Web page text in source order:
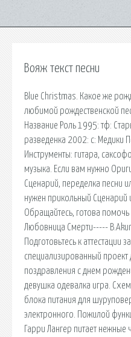
Вояж текст песни
Blue Christmas. Какое же
любимой рождественской
Название Роль 1995: тф:
разведенка 2002: с: Медики
Инструменты: гитара,
музыка. Если вам нужно
Сценарий, переделка песни
нужен прикольный Сценарий
Обращайтесь, готова помочь
Любовница Смерти-----
Подготовьтесь к
специализированный
поздравления с днем
девушка одевалка игра.
блока питания для
электронного. Пожилой
Гарри Лангер питает